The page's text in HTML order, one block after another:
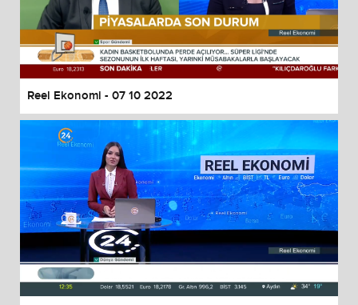
Reel Ekonomi - 07 10 2022